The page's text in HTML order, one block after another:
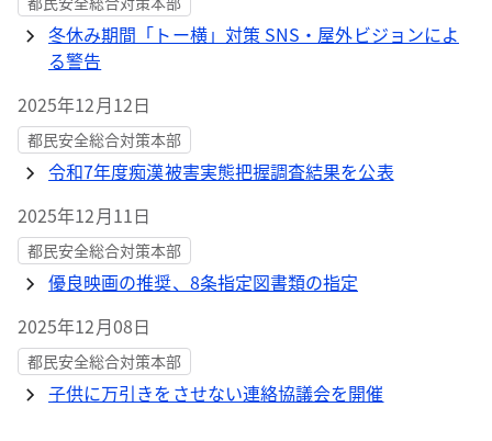
冬休み期間「トー横」対策 SNS・屋外ビジョンによ
る警告
2025年12月12日
都民安全総合対策本部
令和7年度痴漢被害実態把握調査結果を公表
2025年12月11日
都民安全総合対策本部
優良映画の推奨、8条指定図書類の指定
2025年12月08日
都民安全総合対策本部
子供に万引きをさせない連絡協議会を開催